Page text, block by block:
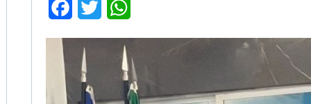
Facebook
Twitter